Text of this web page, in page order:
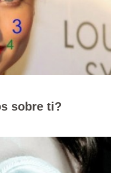
sobre ti?